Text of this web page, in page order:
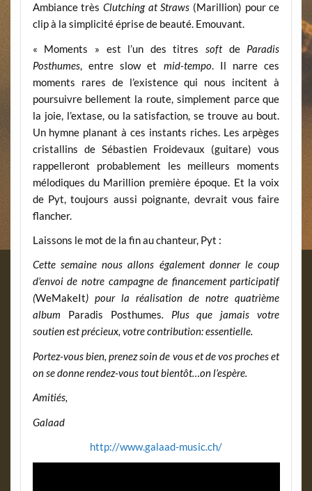
Ambiance très Clutching at Straws (Marillion) pour ce
clip à la simplicité éprise de beauté. Emouvant.
« Moments » est l’un des titressoftde Paradis
Posthumes, entre slow et mid-tempo. Il narre ces
moments rares de l’existence qui nous incitent à
poursuivre bellement la route, simplement parce que
la joie, l’extase, ou la satisfaction, se trouve au bout.
Un hymne planant à ces instants riches. Les arpèges
cristallins de Sébastien Froidevaux (guitare) vous
rappelleront probablement les meilleurs moments
mélodiques du Marillion première époque. Et la voix
de Pyt, toujours aussi poignante, devrait vous faire
flancher.
Laissons le mot de la fin au chanteur, Pyt :
Cette semaine nous allons également donner le coup
d’envoi de notre campagne de financement participatif
(WeMakeIt) pour la réalisation de notre quatrième
album Paradis Posthumes. Plus que jamais votre
soutien est précieux, votre contribution: essentielle.
Portez-vous bien, prenez soin de vous et de vos proches et
on se donne rendez-vous tout bientôt…on l’espère.
Amitiés,
Galaad
http://www.galaad-music.ch/